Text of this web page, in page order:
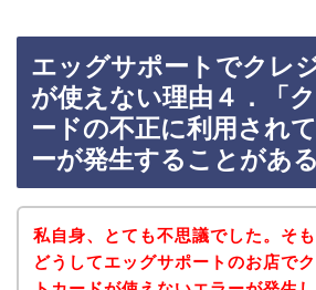
エッグサポートでクレ
が使えない理由４．「
ードの不正に利用され
ーが発生することがある
私自身、とても不思議でした。そも
どうしてエッグサポートのお店で